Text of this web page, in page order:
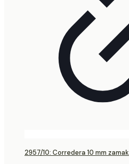
2957/10: Corredera 10 mm zamak